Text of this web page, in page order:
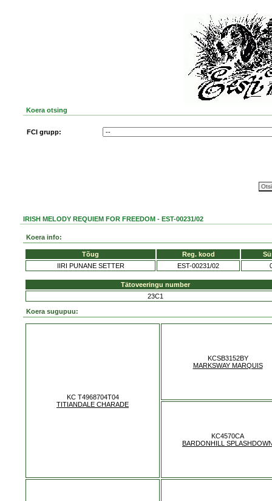
Koera otsing
FCI grupp:
IRISH MELODY REQUIEM FOR FREEDOM - EST-00231/02
Koera info:
Tõug Reg. kood
IIRI PUNANE SETTER
EST-00231/02
Tätoveeringu number
23C1
Koera sugupuu:
KC T4968704T04
TITIANDALE CHARADE
KCSB3152BY
MARKSWAY MARQUIS
KC4570CA
BARDONHILL